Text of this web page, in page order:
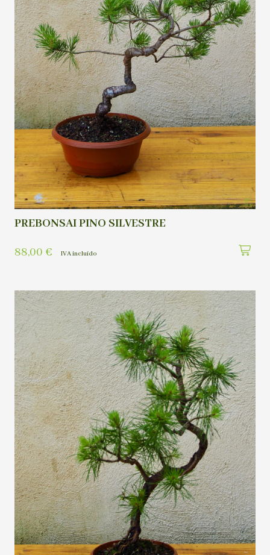
PREBONSAI PINO SILVESTRE
88,00 € IVA incluído